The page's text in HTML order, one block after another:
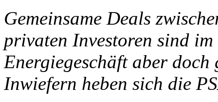
Gemeinsame Deals
privaten Investoren sind
Energiegeschäft aber doch
Inwiefern heben sich die